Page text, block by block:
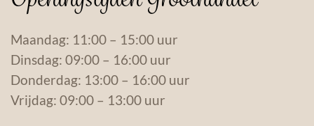
Maandag: 11:00 – 15:00 uur
Dinsdag: 09:00 – 16:00 uur
Donderdag: 13:00 – 16:00 uur
Vrijdag: 09:00 – 13:00 uur